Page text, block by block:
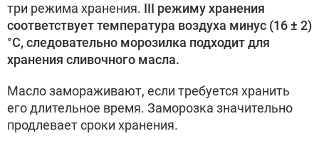
три режима хранения. III режиму хранения
соответствует температура воздуха минус (16 ± 2)
°С, следовательно морозилка подходит для
хранения сливочного масла.
Масло замораживают, если требуется хранить
его длительное время. Заморозка значительно
продлевает сроки хранения.